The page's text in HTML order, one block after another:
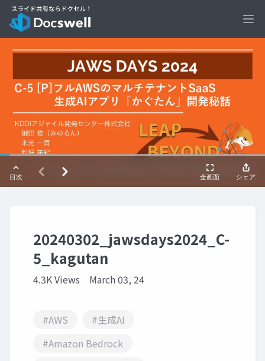
20240302_jawsdays2024_C-
5_kagutan
4.3K Views March 03, 24
#AWS
#生成AI
#Amazon Bedrock